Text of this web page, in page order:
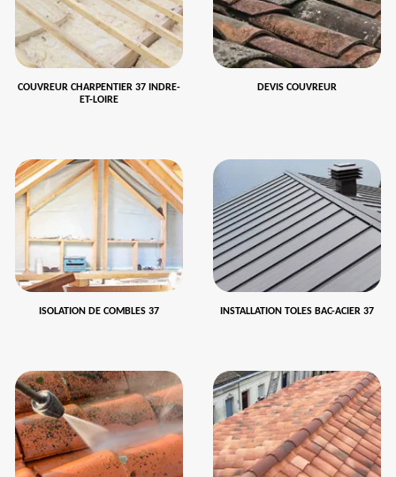
COUVREUR CHARPENTIER 37 INDRE-
ET-LOIRE
DEVIS COUVREUR
ISOLATION DE COMBLES 37 INSTALLATION TOLES BAC-ACIER 37